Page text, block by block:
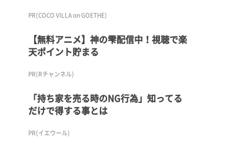
PR(COCO VILLA on GOETHE)
【無料アニメ】神の雫配信中！視聴で楽
天ポイント貯まる
PR(Rチャンネル)
「持ち家を売る時のNG行為」知ってる
だけで得する事とは
PR(イエウール)